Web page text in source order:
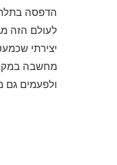
הדפסה
לעולם הזה
יצירתי
מחשבה
ולפעמים גם